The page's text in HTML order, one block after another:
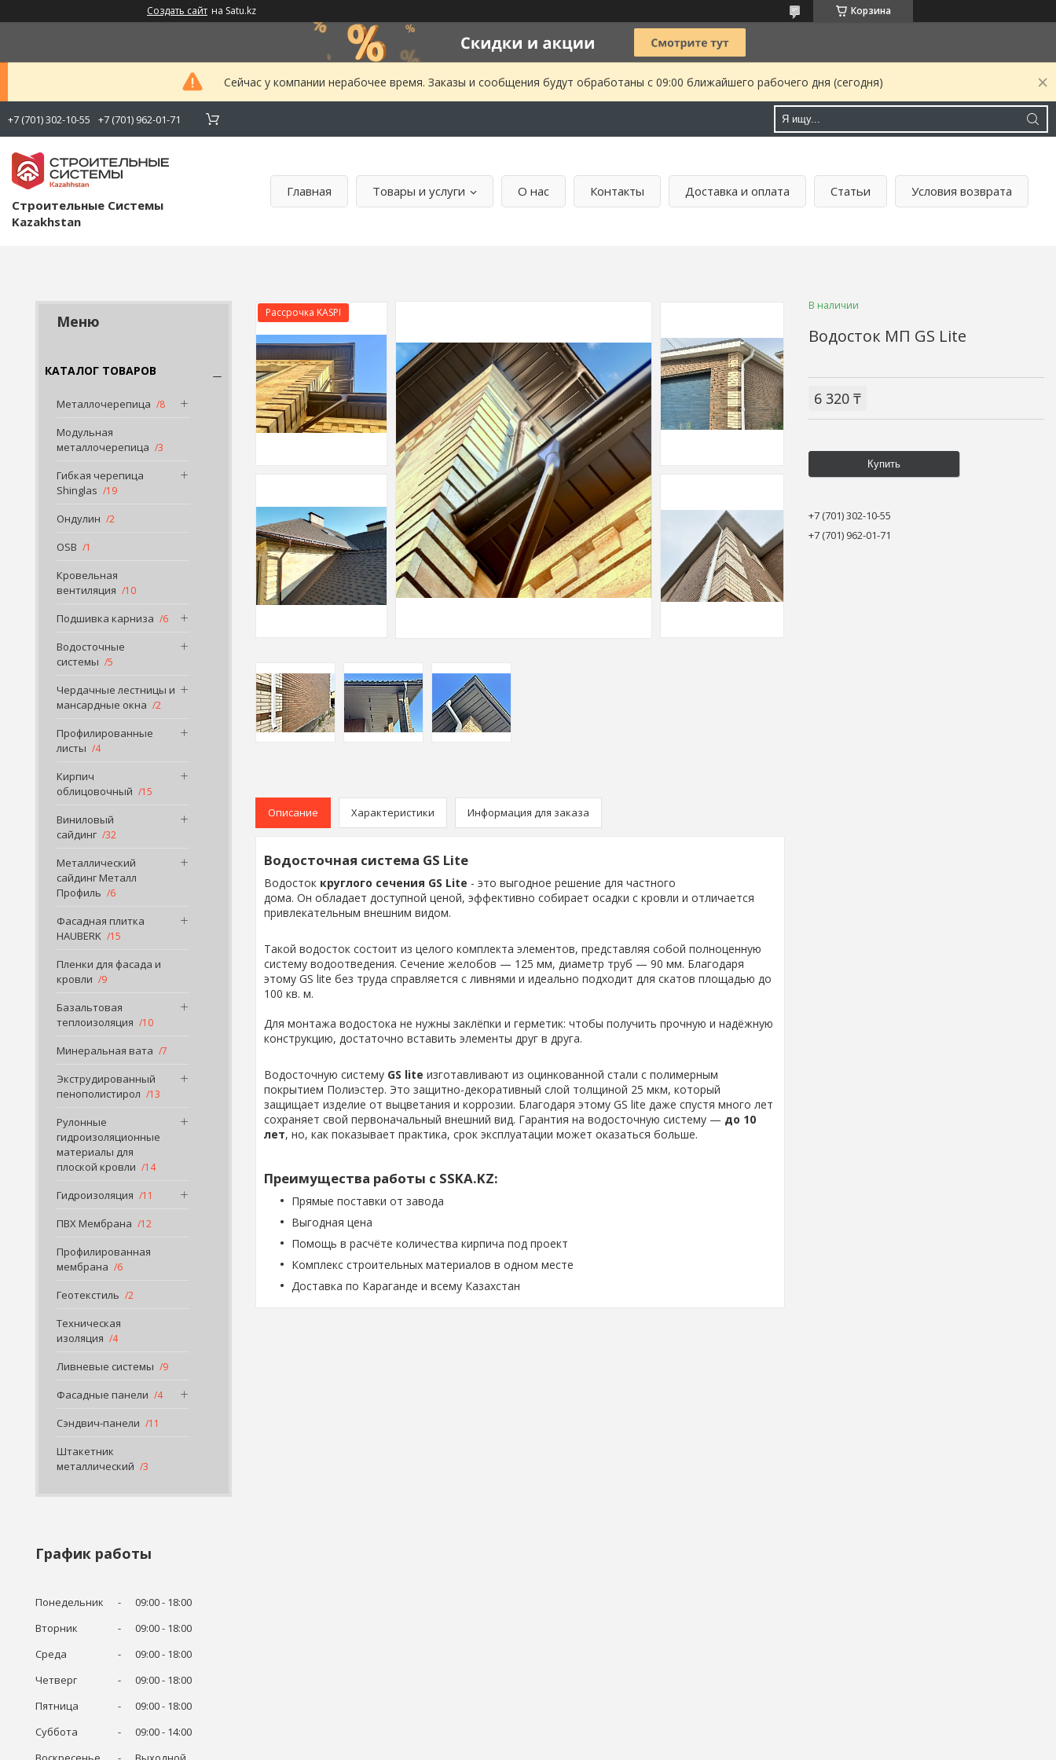
Создать сайт на Satu.kz Корзина
Сейчас у компании нерабочее время. Заказы и сообщения будут обработаны с 09:00 ближайшего рабочего дня (сегодня)
+7 (701) 302-10-55 +7 (701) 962-01-71
Строительные Системы
Kazakhstan
Главная Товары и услуги О нас Контакты Доставка и оплата Статьи Условия возврата
КАТАЛОГ ТОВАРОВ
Металлочерепица 8
Модульная
металлочерепица
3
Гибкая черепица
Shinglas
19
Ондулин 2
OSB 1
Кровельная
вентиляция
10
Подшивка карниза 6
Водосточные
системы
5
Чердачные лестницы и
мансардные окна
2
Профилированные
листы
4
Кирпич
облицовочный
15
Виниловый
сайдинг
32
Металлический
сайдинг Металл
Профиль
6
Фасадная плитка
HAUBERK
15
Пленки для фасада и
кровли
9
Базальтовая
теплоизоляция
10
Минеральная вата 7
Экструдированный
пенополистирол
13
Рулонные
гидроизоляционные
материалы для
плоской кровли
14
Гидроизоляция 11
ПВХ Мембрана 12
Профилированная
мембрана
6
Геотекстиль 2
Техническая
изоляция
4
Ливневые системы 9
Фасадные панели 4
Сэндвич-панели 11
Штакетник
металлический
3
График работы
Понедельник 09:00
18:00
Вторник
09:00
18:00
Среда
09:00
18:00
Четверг
09:00
18:00
Пятница
09:00
18:00
Суббота
09:00
14:00
Рассрочка KASPI
Описание Характеристики Информация для заказа
Водосточная система GS Lite
Водосток круглого сечения GS Lite - это выгодное решение для частного
дома. Он обладает доступной ценой, эффективно собирает осадки с кровли и отличается
привлекательным внешним видом.
Такой водосток состоит из целого комплекта элементов, представляя собой полноценную
систему водоотведения. Сечение желобов — 125 мм, диаметр труб — 90 мм. Благодаря
этому GS lite без труда справляется с ливнями и идеально подходит для скатов площадью до
100 кв. м.
Для монтажа водостока не нужны заклёпки и герметик: чтобы получить прочную и надёжную
конструкцию, достаточно вставить элементы друг в друга.
Водосточную систему GS lite изготавливают из оцинкованной стали с полимерным
покрытием Полиэстер. Это защитно-декоративный слой толщиной 25 мкм, который
защищает изделие от выцветания и коррозии. Благодаря этому GS lite даже спустя много лет
сохраняет свой первоначальный внешний вид. Гарантия на водосточную систему — до 10
лет, но, как показывает практика, срок эксплуатации может оказаться больше.
Преимущества работы с SSKA.KZ:
Прямые поставки от завода
Выгодная цена
Помощь в расчёте количества кирпича под проект
Комплекс строительных материалов в одном месте
Доставка по Караганде и всему Казахстан
В наличии
Водосток МП GS Lite
6 320 ₸
Купить
+7 (701) 302-10-55
+7 (701) 962-01-71